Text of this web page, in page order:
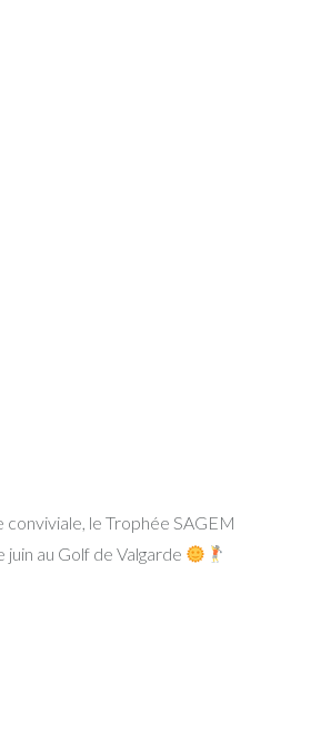
conviviale, le Trophée SAGEM
au Golf de Valgarde